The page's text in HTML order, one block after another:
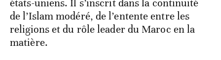
états-uniens. Il s’inscrit dans la continuité
de l’Islam modéré, de l’entente entre les
religions et du rôle leader du Maroc en la
matière.